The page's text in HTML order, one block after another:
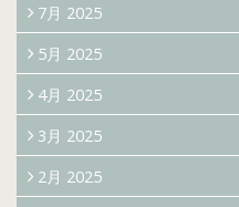
7月 2025
5月 2025
4月 2025
3月 2025
2月 2025